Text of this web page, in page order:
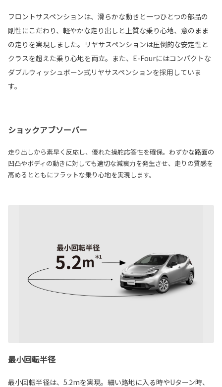
フロントサスペンションは、滑らかな動きと一つひとつの部品の
剛性にこだわり、軽やかな走り出しと上質な乗り心地、意のまま
の走りを実現しました。リヤサスペンションは圧倒的な安定性と
クラスを超えた乗り心地を両立。また、E-Fourにはコンパクトな
ダブルウィッシュボーン式リヤサスペンションを採用していま
す。
ショックアブソーバー
走り出しから素早く反応し、優れた操舵応答性を確保。わずかな路面の
凹凸やボディの動きに対しても適切な減衰力を発生させ、走りの質感を
高めるとともにフラットな乗り心地を実現します。
最小回転半径
最小回転半径は、5.2mを実現。細い路地に入る時やUターン時、